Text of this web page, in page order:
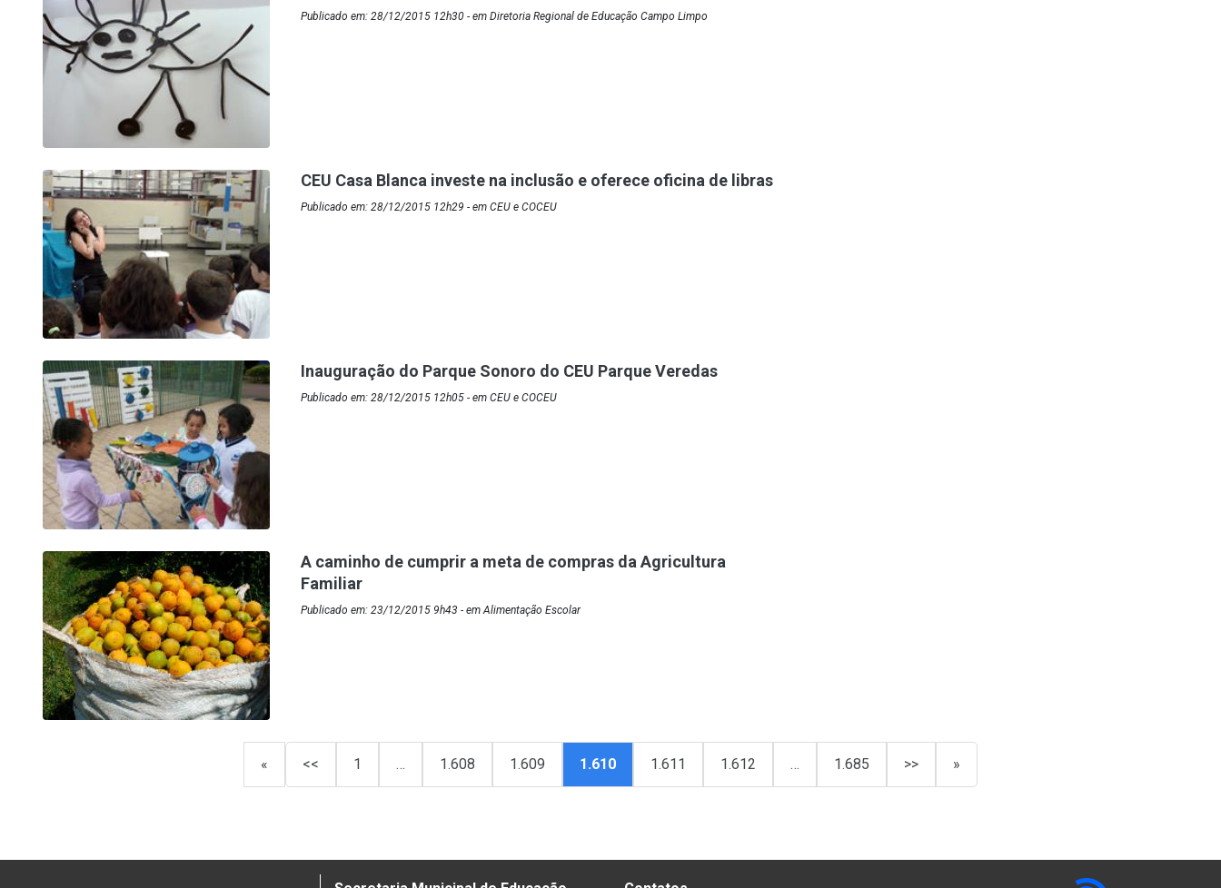
Publicado em: 28/12/2015 12h30 - em Diretoria Regional de Educação Campo Limpo
CEU Casa Blanca investe na inclusão e oferece oficina de libras
Publicado em: 28/12/2015 12h29 - em CEU e COCEU
Inauguração do Parque Sonoro do CEU Parque Veredas
Publicado em: 28/12/2015 12h05 - em CEU e COCEU
A caminho de cumprir a meta de compras da Agricultura
Familiar
Publicado em: 23/12/2015 9h43 - em Alimentação Escolar
« << 1 … 1.608 1.609 1.610 1.611 1.612 … 1.685 >> »